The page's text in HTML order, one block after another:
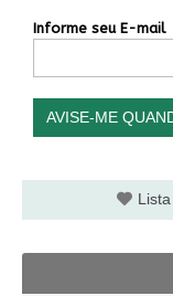
Informe seu E-mail
AVISE-ME